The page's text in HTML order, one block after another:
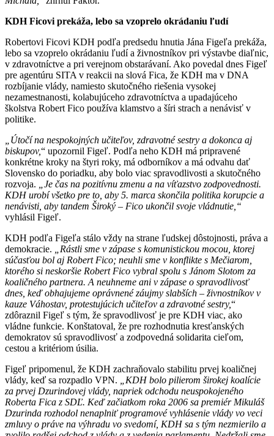
KDH Ficovi prekáža, lebo sa vzoprelo okrádaniu ľudí
Robertovi Ficovi KDH podľa predsedu hnutia Jána Figeľa prekáža,
lebo sa vzoprelo okrádaniu ľudí a živnostníkov pri výstavbe diaľnic,
v zdravotníctve a pri verejnom obstarávaní. Ako povedal dnes Figeľ
pre agentúru SITA v reakcii na slová Fica, že KDH ma v DNA
rozbíjanie vlády, namiesto skutočného riešenia vysokej
nezamestnanosti, kolabujúceho zdravotníctva a upadajúceho
školstva Robert Fico používa klamstvo a šíri strach a nenávisť v
politike.
„Útočí na nespokojných učiteľov, zdravotné sestry a dokonca aj
biskupov,“ upozornil Figeľ. Podľa neho KDH má pripravené
konkrétne kroky na štyri roky, má odborníkov a má odvahu dať
Slovensko do poriadku, aby bolo viac spravodlivosti a skutočného
rozvoja.
„Je čas na pozitívnu zmenu a na víťazstvo zodpovednosti.
KDH urobí všetko pre to, aby 5. marca skončila politika korupcie a
nenávisti, aby tandem Široký – Fico ukončil svoje vládnutie,“
vyhlásil Figeľ.
KDH podľa Figeľa stálo vždy na strane ľudskej dôstojnosti, práva a
demokracie.
„Rástli sme v zápase s komunistickou mocou, ktorej
súčasťou bol aj Robert Fico; neuhli sme v konflikte s Mečiarom,
ktorého si neskoršie Robert Fico vybral spolu s Jánom Slotom za
koaličného partnera. A neuhneme ani v zápase o spravodlivosť
dnes, keď obhajujeme oprávnené záujmy slabších – živnostníkov v
kauze Váhostav, protestujúcich učiteľov a zdravotné sestry,“
zdôraznil Figeľ s tým, že spravodlivosť je pre KDH viac, ako
vládne funkcie. Konštatoval, že pre rozhodnutia kresťanských
demokratov sú spravodlivosť a zodpovedná solidarita cieľom,
cestou a kritériom úsilia.
Figeľ pripomenul, že KDH zachraňovalo stabilitu prvej koaličnej
vlády, keď sa rozpadlo VPN.
„KDH bolo pilierom širokej koalície
za prvej Dzurindovej vlády, napriek odchodu neuspokojeného
Roberta Fica z SDĽ. Keď začiatkom roka 2006 sa premiér Mikuláš
Dzurinda rozhodol nenaplniť programové vyhlásenie vlády vo veci
zmluvy o práve na výhradu vo svedomí, KDH sa s tým nezmierilo a